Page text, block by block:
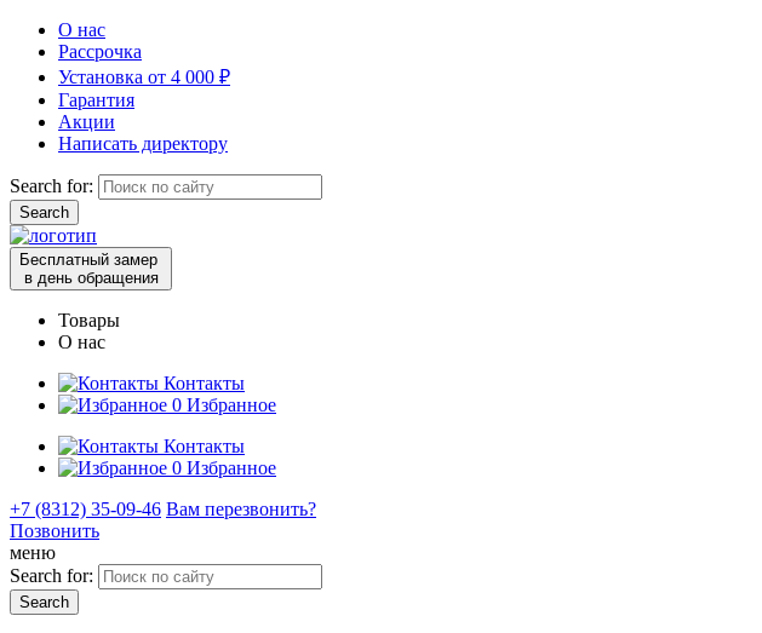
О нас
Рассрочка
Установка от 4 000 ₽
Гарантия
Акции
Написать директору
Search for:
Бесплатный замер
в день обращения
Товары
О нас
Контакты
0 Избранное
Контакты
0 Избранное
+7 (8312) 35-09-46 Вам перезвонить?
Позвонить
меню
Search for: